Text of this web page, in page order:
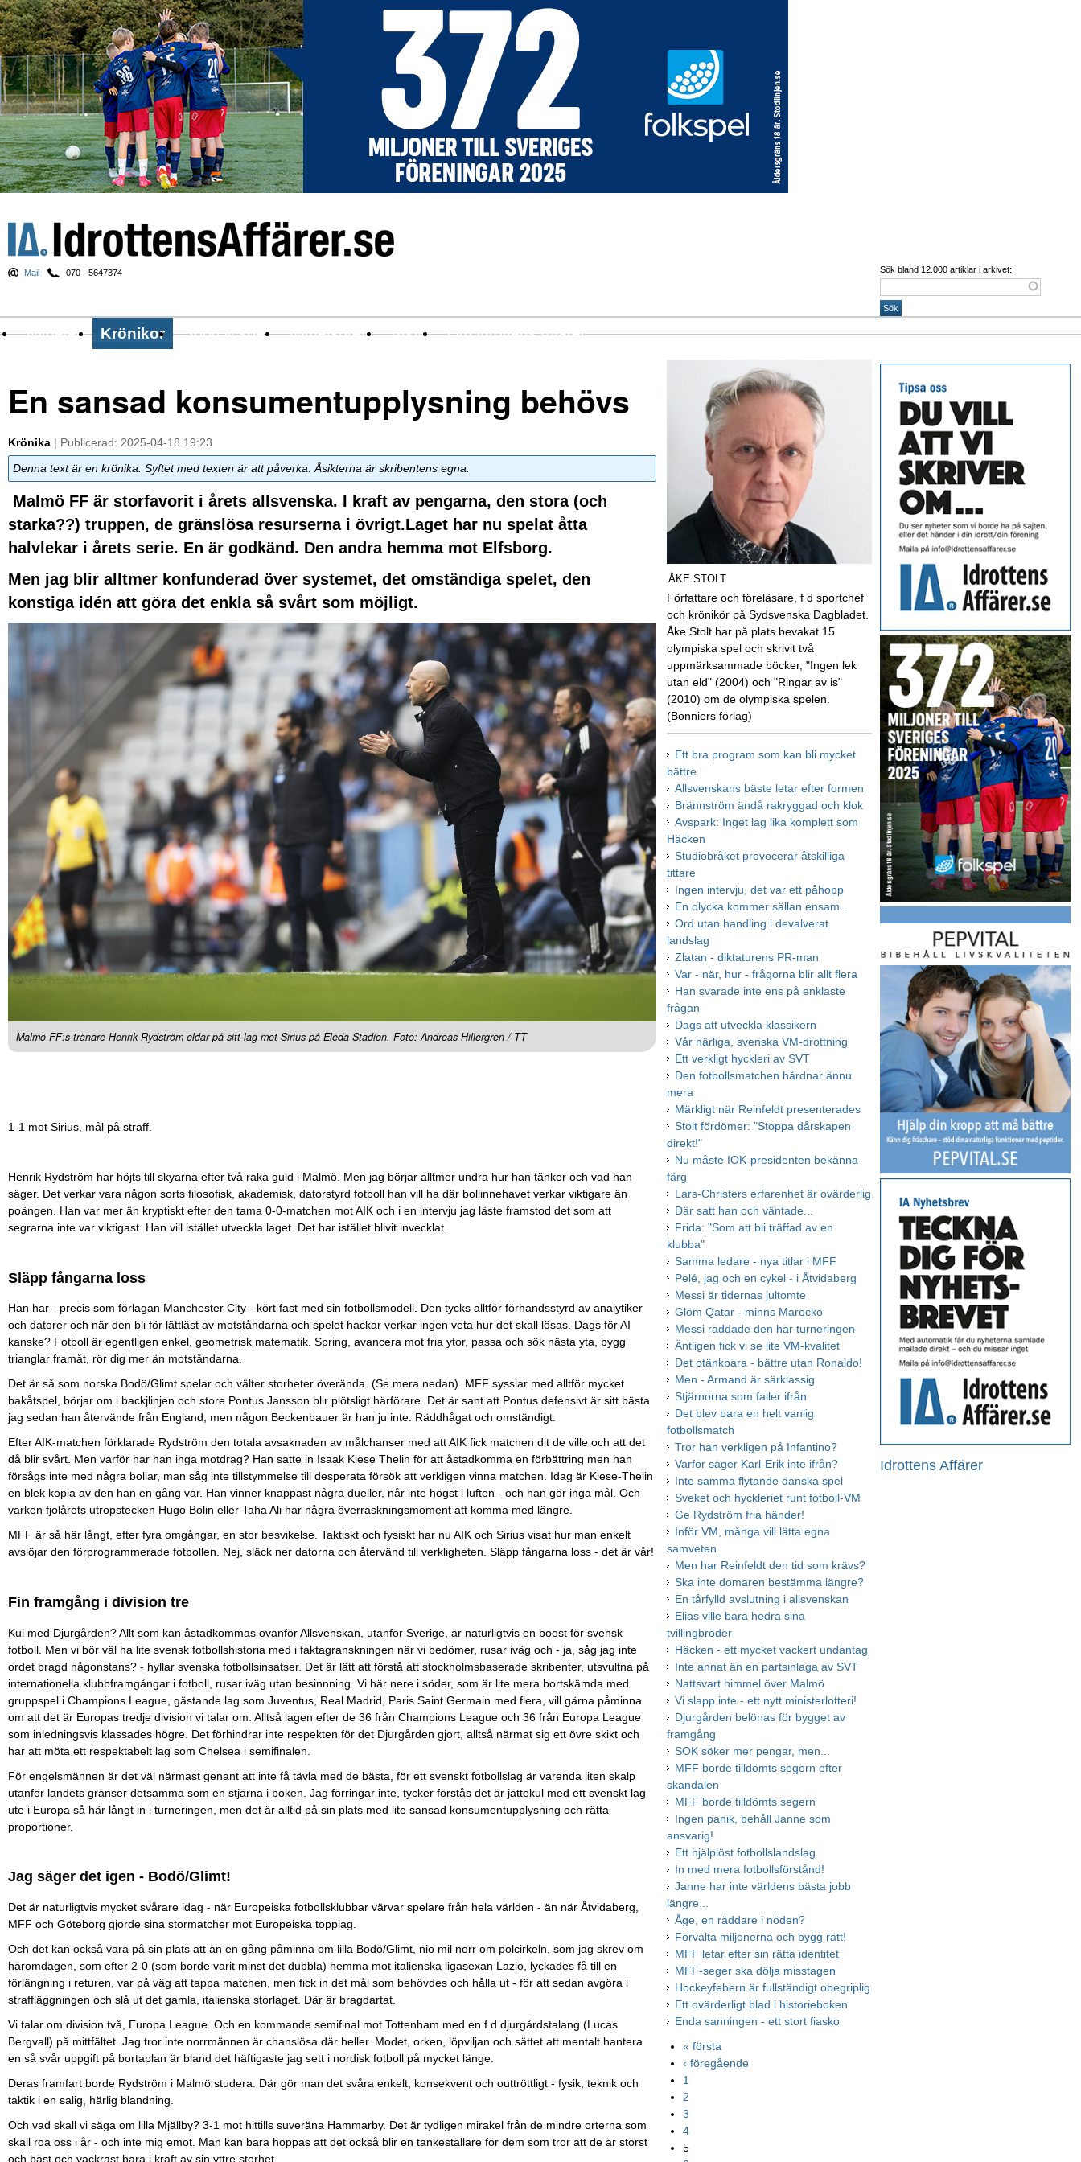
Mail 070 - 5647374 Sök bland 12.000 artiklar i arkivet:
Nyheter Krönikor Sport & spel Nyhetsbrev Arkiv Om Idrottens Affärer
En sansad konsumentupplysning behövs
Krönika | Publicerad: 2025-04-18 19:23
Denna text är en krönika. Syftet med texten är att påverka. Åsikterna är skribentens egna.
Malmö FF är storfavorit i årets allsvenska. I kraft av pengarna, den stora (och
starka??) truppen, de gränslösa resurserna i övrigt.Laget har nu spelat åtta
halvlekar i årets serie. En är godkänd. Den andra hemma mot Elfsborg.
Men jag blir alltmer konfunderad över systemet, det omständiga spelet, den
konstiga idén att göra det enkla så svårt som möjligt.
Malmö FF:s tränare Henrik Rydström eldar på sitt lag mot Sirius på Eleda Stadion. Foto: Andreas Hillergren / TT
1-1 mot Sirius, mål på straff.
Henrik Rydström har höjts till skyarna efter två raka guld i Malmö. Men jag börjar alltmer undra hur han tänker och vad han
säger. Det verkar vara någon sorts filosofisk, akademisk, datorstyrd fotboll han vill ha där bollinnehavet verkar viktigare än
poängen. Han var mer än kryptiskt efter den tama 0-0-matchen mot AIK och i en intervju jag läste framstod det som att
segrarna inte var viktigast. Han vill istället utveckla laget. Det har istället blivit invecklat.
Släpp fångarna loss
Han har - precis som förlagan Manchester City - kört fast med sin fotbollsmodell. Den tycks alltför förhandsstyrd av analytiker
och datorer och när den bli för lättläst av motståndarna och spelet hackar verkar ingen veta hur det skall lösas. Dags för AI
kanske? Fotboll är egentligen enkel, geometrisk matematik. Spring, avancera mot fria ytor, passa och sök nästa yta, bygg
trianglar framåt, rör dig mer än motståndarna.
Det är så som norska Bodö/Glimt spelar och välter storheter överända. (Se mera nedan). MFF sysslar med alltför mycket
bakåtspel, börjar om i backjlinjen och store Pontus Jansson blir plötsligt härförare. Det är sant att Pontus defensivt är sitt bästa
jag sedan han återvände från England, men någon Beckenbauer är han ju inte. Räddhågat och omständigt.
Efter AIK-matchen förklarade Rydström den totala avsaknaden av målchanser med att AIK fick matchen dit de ville och att det
då blir svårt. Men varför har han inga motdrag? Han satte in Isaak Kiese Thelin för att åstadkomma en förbättring men han
försågs inte med några bollar, man såg inte tillstymmelse till desperata försök att verkligen vinna matchen. Idag är Kiese-Thelin
en blek kopia av den han en gång var. Han vinner knappast några dueller, når inte högst i luften - och han gör inga mål. Och
varken fjolårets utropstecken Hugo Bolin eller Taha Ali har några överraskningsmoment att komma med längre.
MFF är så här långt, efter fyra omgångar, en stor besvikelse. Taktiskt och fysiskt har nu AIK och Sirius visat hur man enkelt
avslöjar den förprogrammerade fotbollen. Nej, släck ner datorna och återvänd till verkligheten. Släpp fångarna loss - det är vår!
Fin framgång i division tre
Kul med Djurgården? Allt som kan åstadkommas ovanför Allsvenskan, utanför Sverige, är naturligtvis en boost för svensk
fotboll. Men vi bör väl ha lite svensk fotbollshistoria med i faktagranskningen när vi bedömer, rusar iväg och - ja, såg jag inte
ordet bragd någonstans? - hyllar svenska fotbollsinsatser. Det är lätt att förstå att stockholmsbaserade skribenter, utsvultna på
internationella klubbframgångar i fotboll, rusar iväg utan besinnning. Vi här nere i söder, som är lite mera bortskämda med
gruppspel i Champions League, gästande lag som Juventus, Real Madrid, Paris Saint Germain med flera, vill gärna påminna
om att det är Europas tredje division vi talar om. Alltså lagen efter de 36 från Champions League och 36 från Europa League
som inledningsvis klassades högre. Det förhindrar inte respekten för det Djurgården gjort, alltså närmat sig ett övre skikt och
har att möta ett respektabelt lag som Chelsea i semifinalen.
För engelsmännen är det väl närmast genant att inte få tävla med de bästa, för ett svenskt fotbollslag är varenda liten skalp
utanför landets gränser detsamma som en stjärna i boken. Jag förringar inte, tycker förstås det är jättekul med ett svenskt lag
ute i Europa så här långt in i turneringen, men det är alltid på sin plats med lite sansad konsumentupplysning och rätta
proportioner.
Jag säger det igen - Bodö/Glimt!
Det är naturligtvis mycket svårare idag - när Europeiska fotbollsklubbar värvar spelare från hela världen - än när Åtvidaberg,
MFF och Göteborg gjorde sina stormatcher mot Europeiska topplag.
Och det kan också vara på sin plats att än en gång påminna om lilla Bodö/Glimt, nio mil norr om polcirkeln, som jag skrev om
häromdagen, som efter 2-0 (som borde varit minst det dubbla) hemma mot italienska ligasexan Lazio, lyckades få till en
förlängning i returen, var på väg att tappa matchen, men fick in det mål som behövdes och hålla ut - för att sedan avgöra i
straffläggningen och slå ut det gamla, italienska storlaget. Där är bragdartat.
Vi talar om division två, Europa League. Och en kommande semifinal mot Tottenham med en f d djurgårdstalang (Lucas
Bergvall) på mittfältet. Jag tror inte norrmännen är chanslösa där heller. Modet, orken, löpviljan och sättet att mentalt hantera
en så svår uppgift på bortaplan är bland det häftigaste jag sett i nordisk fotboll på mycket länge.
Deras framfart borde Rydström i Malmö studera. Där gör man det svåra enkelt, konsekvent och outtröttligt - fysik, teknik och
taktik i en salig, härlig blandning.
Och vad skall vi säga om lilla Mjällby? 3-1 mot hittills suveräna Hammarby. Det är tydligen mirakel från de mindre orterna som
skall roa oss i år - och inte mig emot. Man kan bara hoppas att det också blir en tankeställare för dem som tror att de är störst
och bäst och vackrast bara i kraft av sin yttre storhet.
Idrottens Affärer
ÅKE STOLT
Författare och föreläsare, f d sportchef
och krönikör på Sydsvenska Dagbladet.
Åke Stolt har på plats bevakat 15
olympiska spel och skrivit två
uppmärksammade böcker, "Ingen lek
utan eld" (2004) och "Ringar av is"
(2010) om de olympiska spelen.
(Bonniers förlag)
Ett bra program som kan bli mycket
bättre
Allsvenskans bäste letar efter formen
Brännström ändå rakryggad och klok
Avspark: Inget lag lika komplett som
Häcken
Studiobråket provocerar åtskilliga
tittare
Ingen intervju, det var ett påhopp
En olycka kommer sällan ensam...
Ord utan handling i devalverat
landslag
Zlatan - diktaturens PR-man
Var - när, hur - frågorna blir allt flera
Han svarade inte ens på enklaste
frågan
Dags att utveckla klassikern
Vår härliga, svenska VM-drottning
Ett verkligt hyckleri av SVT
Den fotbollsmatchen hårdnar ännu
mera
Märkligt när Reinfeldt presenterades
Stolt fördömer: "Stoppa dårskapen
direkt!"
Nu måste IOK-presidenten bekänna
färg
Lars-Christers erfarenhet är ovärderlig
Där satt han och väntade...
Frida: "Som att bli träffad av en
klubba"
Samma ledare - nya titlar i MFF
Pelé, jag och en cykel - i Åtvidaberg
Messi är tidernas jultomte
Glöm Qatar - minns Marocko
Messi räddade den här turneringen
Äntligen fick vi se lite VM-kvalitet
Det otänkbara - bättre utan Ronaldo!
Men - Armand är särklassig
Stjärnorna som faller ifrån
Det blev bara en helt vanlig
fotbollsmatch
Tror han verkligen på Infantino?
Varför säger Karl-Erik inte ifrån?
Inte samma flytande danska spel
Sveket och hyckleriet runt fotboll-VM
Ge Rydström fria händer!
Inför VM, många vill lätta egna
samveten
Men har Reinfeldt den tid som krävs?
Ska inte domaren bestämma längre?
En tårfylld avslutning i allsvenskan
Elias ville bara hedra sina
tvillingbröder
Häcken - ett mycket vackert undantag
Inte annat än en partsinlaga av SVT
Nattsvart himmel över Malmö
Vi slapp inte - ett nytt ministerlotteri!
Djurgården belönas för bygget av
framgång
SOK söker mer pengar, men...
MFF borde tilldömts segern efter
skandalen
MFF borde tilldömts segern
Ingen panik, behåll Janne som
ansvarig!
Ett hjälplöst fotbollslandslag
In med mera fotbollsförstånd!
Janne har inte världens bästa jobb
längre...
Åge, en räddare i nöden?
Förvalta miljonerna och bygg rätt!
MFF letar efter sin rätta identitet
MFF-seger ska dölja misstagen
Hockeyfebern är fullständigt obegriplig
Ett ovärderligt blad i historieboken
Enda sanningen - ett stort fiasko
« första
‹ föregående
1
2
3
4
5